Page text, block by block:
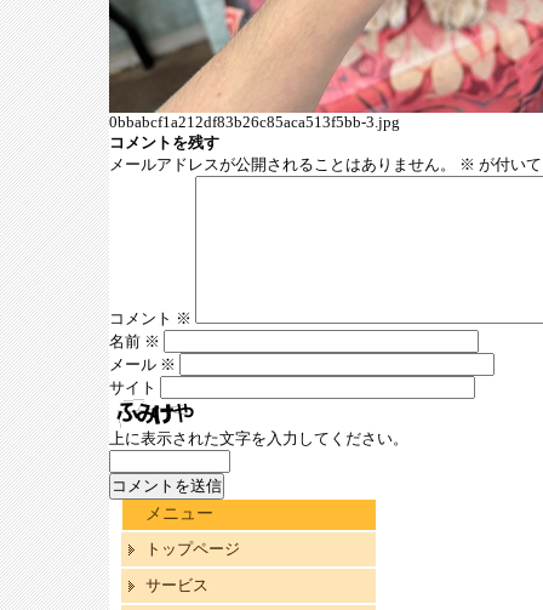
0bbabcf1a212df83b26c85aca513f5bb-3.jpg
コメントを残す
メールアドレスが公開されることはありません。
※ が付い
コメント ※
名前 ※
メール ※
サイト
上に表示された文字を入力してください。
メニュー
トップページ
サービス